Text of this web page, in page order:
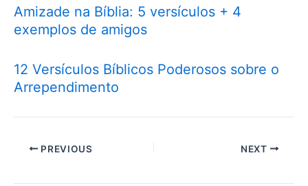
Amizade na Bíblia: 5 versículos + 4
exemplos de amigos
12 Versículos Bíblicos Poderosos sobre o
Arrependimento
PREVIOUS NEXT